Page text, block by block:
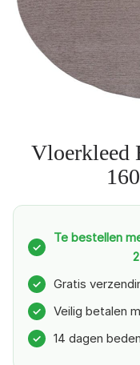
Vloerkleed
✓
Te bestellen
✓ Gratis
✓ Veilig betalen
✓ 14 dagen